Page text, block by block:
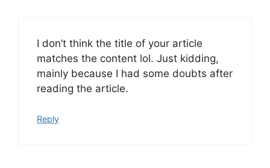
I don’t think the title of your article
matches the content lol. Just kidding,
mainly because I had some doubts after
reading the article.
Reply